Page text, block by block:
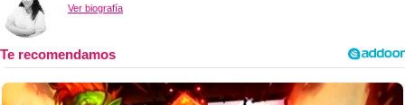
Ver biografía